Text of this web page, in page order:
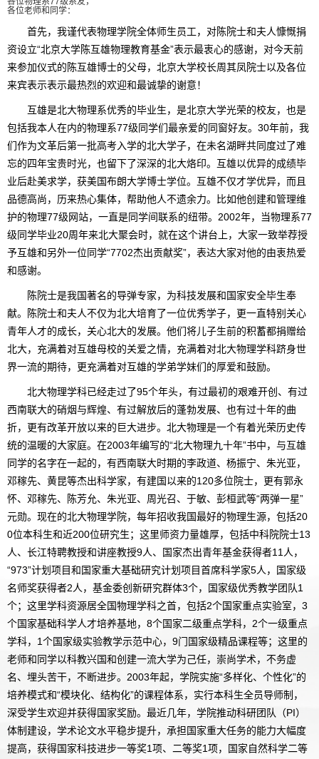
各位老师和同学：
首先，我谨代表物理学院全体师生员工，对陈院士和夫人慷慨捐
资设立“北京大学陈互雄物理教育基金”表示最衷心的感谢，对今天前
来参加仪式的陈互雄博士的父母，北京大学校长周其凤院士以及各位
来宾表示表示最热烈的欢迎和最诚挚的谢意！
互雄是北大物理系优秀的毕业生，是北京大学光荣的校友，也是
包括我本人在内的物理系77级同学们最亲爱的同窗好友。30年前，我
们作为文革后第一批高考入学的北大学子，在未名湖畔共同度过了难
忘的四年宝贵时光，也留下了深深的北大烙印。互雄以优异的成绩毕
业后赴美求学，获美国布朗大学博士学位。互雄不仅才学优异，而且
品德高尚，历来热心集体，帮助他人不遗余力。比如他创建和管理维
护的物理77级网站，一直是同学间联系的纽带。2002年，当物理系77
级同学毕业20周年来北大聚会时，就在这个讲台上，大家一致举荐授
予互雄和另外一位同学“7702杰出贡献奖”，表达大家对他的由衷热爱
和感谢。
陈院士是我国著名的导弹专家，为科技发展和国家安全毕生奉
献。陈院士和夫人不仅为北大培育了一位优秀学子，更一直特别关心
青年人才的成长，关心北大的发展。他们将儿子生前的积蓄都捐赠给
北大，充满着对互雄母校的关爱之情，充满着对北大物理学科跻身世
界一流的期待，更充满着对互雄的学弟学妹们的厚爱和鼓励。
北大物理学科已经走过了95个年头，有过最初的艰难开创、有过
西南联大的硝烟与辉煌、有过解放后的蓬勃发展、也有过十年的曲
折，更有改革开放以来的巨大进步。北大物理是一个有着光荣历史传
统的温暖的大家庭。在2003年编写的“北大物理九十年”书中，与互雄
同学的名字在一起的，有西南联大时期的李政道、杨振宁、朱光亚，
邓稼先、黄昆等杰出科学家，有建国以来的120多位院士，更有郭永
怀、邓稼先、陈芳允、朱光亚、周光召、于敏、彭桓武等“两弹一星”
元勋。现在的北大物理学院，每年招收我国最好的物理生源，包括20
0位本科生和近200位研究生；这里师资力量雄厚，包括中科院院士13
人、长江特聘教授和讲座教授9人、国家杰出青年基金获得者11人，
“973”计划项目和国家重大基础研究计划项目首席科学家5人，国家级
名师奖获得者2人，基金委创新研究群体3个，国家级优秀教学团队1
个；这里学科资源居全国物理学科之首，包括2个国家重点实验室，3
个国家基础科学人才培养基地，8个国家二级重点学科，2个一级重点
学科，1个国家级实验教学示范中心，9门国家级精品课程等；这里的
老师和同学以科教兴国和创建一流大学为己任，崇尚学术，不务虚
名、埋头苦干，不断进步。2003年起，学院实施“多样化、个性化”的
培养模式和“模块化、结构化”的课程体系，实行本科生全员导师制，
深受学生欢迎并获得国家奖励。最近几年，学院推动科研团队（PI）
体制建设，学术论文水平稳步提升，承担国家重大任务的能力大幅度
提高，获得国家科技进步一等奖1项、二等奖1项，国家自然科学二等